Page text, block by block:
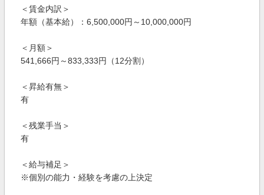
＜賃金内訳＞
年額（基本給）：6,500,000円～10,000,000円
＜月額＞
541,666円～833,333円（12分割）
＜昇給有無＞
有
＜残業手当＞
有
＜給与補足＞
※個別の能力・経験を考慮の上決定